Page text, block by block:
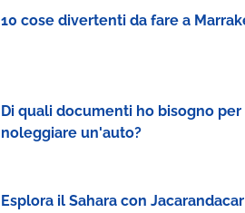
10 cose divertenti da fare a
Di quali documenti ho bisogno per
noleggiare un'auto?
Esplora il Sahara con